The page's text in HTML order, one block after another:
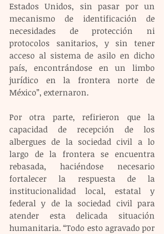
Estados Unidos, sin pasar por un
mecanismo de identificación de
necesidades de protección ni
protocolos sanitarios, y sin tener
acceso al sistema de asilo en dicho
país, encontrándose en un limbo
jurídico en la frontera norte de
México”, externaron.
Por otra parte, refirieron que la
capacidad de recepción de los
albergues de la sociedad civil a lo
largo de la frontera se encuentra
rebasada, haciéndose necesario
fortalecer la respuesta de la
institucionalidad local, estatal y
federal y de la sociedad civil para
atender esta delicada situación
humanitaria. “Todo esto agravado por